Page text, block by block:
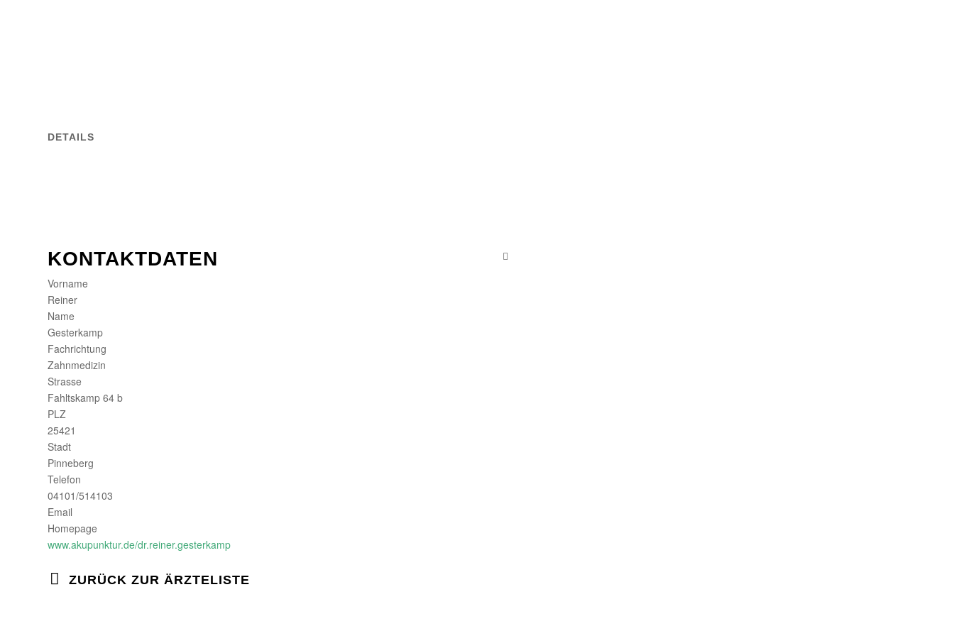
DETAILS
KONTAKTDATEN
Vorname
Reiner
Name
Gesterkamp
Fachrichtung
Zahnmedizin
Strasse
Fahltskamp 64 b
PLZ
25421
Stadt
Pinneberg
Telefon
04101/514103
Email
Homepage
www.akupunktur.de/dr.reiner.gesterkamp
ZURÜCK ZUR ÄRZTELISTE